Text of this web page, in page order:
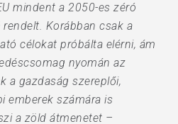
mindent a 2050-es zéró
Korábban csak a
célokat próbálta elérni, ám
nyomán az
a gazdaság szereplői,
emberek számára is
a zöld átmenetet –